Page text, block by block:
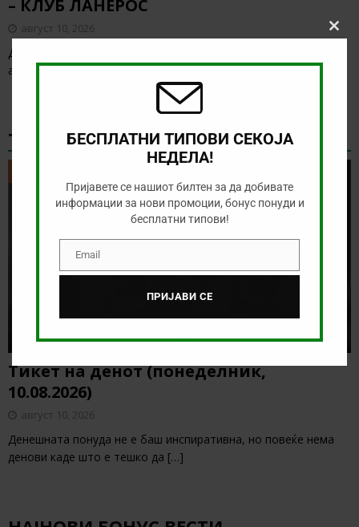
– КЛУБ ЛАНЕРОС
август 10, 2026
Денес нема голема понуда за обложување, а ние ќе го
анализиране дуелот од колумбиското првенство[…]
ТИКЕТ НА ДЕНОТ
Тикет на денот (понеделник,
10.08.2026)
август 10, 2026
Денешната понуда не е баш инспиративна, но повеќе нема
денови каде што е тешко да […]
Close
БЕСПЛАТНИ ТИПОВИ СЕКОЈА
НЕДЕЛА!
Пријавете се нашиот билтен за да добивате
информации за нови промоции, бонус понуди и
бесплатни типови!
EmailEmail
ПРИЈАВИ СЕ